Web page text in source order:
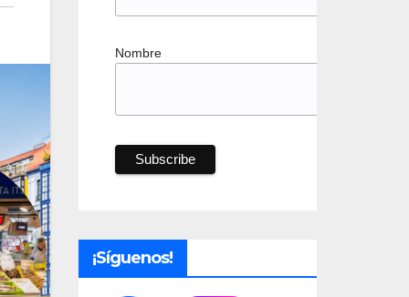
Nombre
¡Síguenos!